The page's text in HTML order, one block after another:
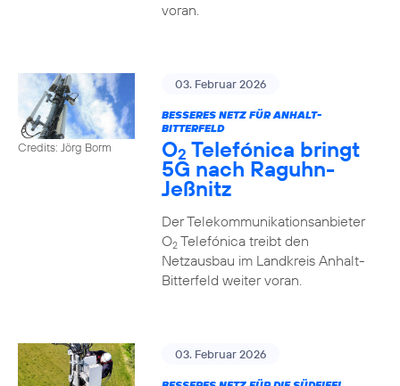
voran.
Credits: Jörg Borm
03. Februar 2026
BESSERES NETZ FÜR ANHALT-
BITTERFELD
O2 Telefónica bringt
5G nach Raguhn-
Jeßnitz
Der Telekommunikationsanbieter
O2Telefónica treibt den
Netzausbau im Landkreis Anhalt-
Bitterfeld weiter voran.
03. Februar 2026